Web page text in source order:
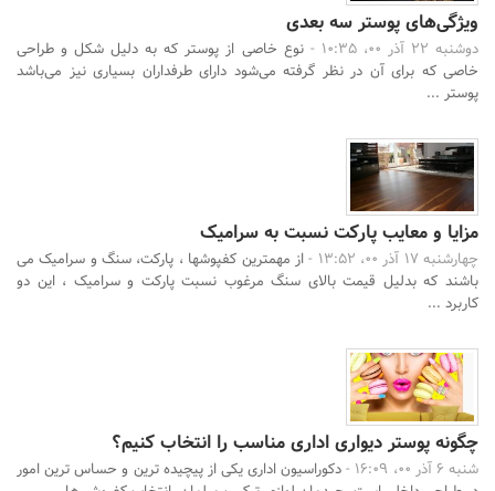
ویژگی‌های پوستر سه بعدی
دوشنبه 22 آذر 00، 10:35 -
نوع خاصی از پوستر که به دلیل شکل و طراحی
خاصی که برای آن در نظر گرفته می‌شود دارای طرفداران بسیاری نیز می‌باشد
پوستر ...
مزایا و معایب پارکت نسبت به سرامیک
چهارشنبه 17 آذر 00، 13:52 -
از مهمترین کفپوشها ، پارکت، سنگ و سرامیک می
باشند که بدلیل قیمت بالای سنگ مرغوب نسبت پارکت و سرامیک ، این دو
کاربرد ...
چگونه پوستر دیواری اداری مناسب را انتخاب کنیم؟
شنبه 6 آذر 00، 16:09 -
دکوراسیون اداری یکی از پیچیده ترین و حساس ترین امور